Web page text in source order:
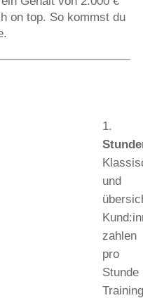
on top. So kommst du
und
zahlen
pro
Stunde